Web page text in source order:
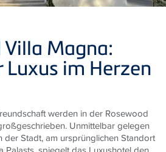
Magna:
Luxus im Herzen
werden in der Rosewood
Unmittelbar gelegen
der Stadt, am ursprünglichen Standort